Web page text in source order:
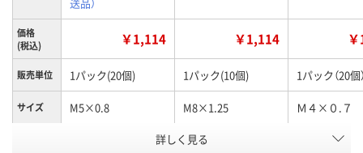
価格
(税込)
￥1,114 ￥1,114
販売単位 1パック(20個) 1パック(10個) 1パック（20個
サイズ M5×0.8 M8×1.25 Ｍ４×０.７
H917203 H917200
詳しく見る